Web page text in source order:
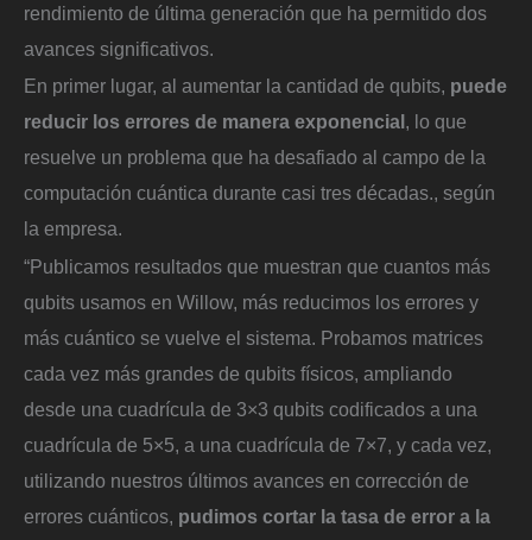
rendimiento de última generación que ha permitido dos
avances significativos.
En primer lugar, al aumentar la cantidad de qubits, puede
reducir los errores de manera exponencial , lo que
resuelve un problema que ha desafiado al campo de la
computación cuántica durante casi tres décadas., según
la empresa.
“Publicamos resultados que muestran que cuantos más
qubits usamos en Willow, más reducimos los errores y
más cuántico se vuelve el sistema. Probamos matrices
cada vez más grandes de qubits físicos, ampliando
desde una cuadrícula de 3×3 qubits codificados a una
cuadrícula de 5×5, a una cuadrícula de 7×7, y cada vez,
utilizando nuestros últimos avances en corrección de
errores cuánticos, pudimos cortar la tasa de error a la